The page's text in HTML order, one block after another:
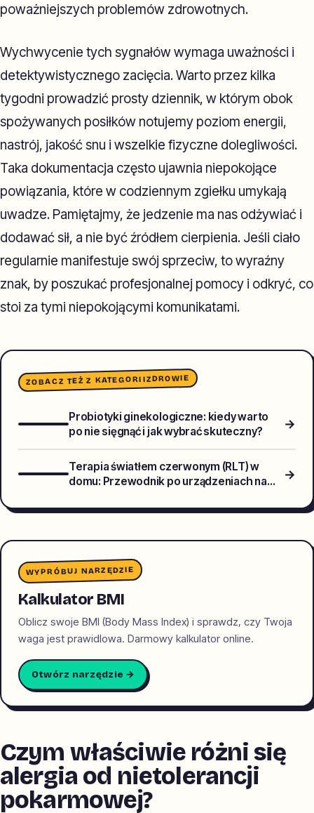
poważniejszych problemów zdrowotnych.
Wychwycenie tych sygnałów wymaga uważności i
detektywistycznego zacięcia. Warto przez kilka
tygodni prowadzić prosty dziennik, w którym obok
spożywanych posiłków notujemy poziom energii,
nastrój, jakość snu i wszelkie fizyczne dolegliwości.
Taka dokumentacja często ujawnia niepokojące
powiązania, które w codziennym zgiełku umykają
uwadze. Pamiętajmy, że jedzenie ma nas odżywiać i
dodawać sił, a nie być źródłem cierpienia. Jeśli ciało
regularnie manifestuje swój sprzeciw, to wyraźny
znak, by poszukać profesjonalnej pomocy i odkryć, co
stoi za tymi niepokojącymi komunikatami.
ZOBACZ TEŻ Z KATEGORIIZDROWIE
Probiotyki ginekologiczne: kiedy warto
po nie sięgnąć i jak wybrać skuteczny?
→
Terapia światłem czerwonym (RLT) w
domu: Przewodnik po urządzeniach na
skóry
→
WYPRÓBUJ NARZĘDZIE
Kalkulator BMI
Oblicz swoje BMI (Body Mass Index) i sprawdz, czy Twoja
waga jest prawidlowa. Darmowy kalkulator online.
Otwórz narzędzie →
Czym właściwie różni się
alergia od nietolerancji
pokarmowej?